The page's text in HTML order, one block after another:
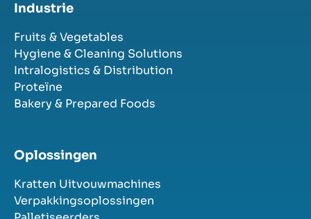
Industrie
Fruits & Vegetables
Hygiene & Cleaning Solutions
Intralogistics & Distribution
Proteïne
Bakery & Prepared Foods
Oplossingen
Kratten Uitvouwmachines
Verpakkingsoplossingen